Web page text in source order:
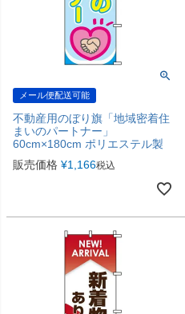
メール便配送可能
不動産用のぼり旗「地域密着住
まいのパートナー」
60cm×180cm ポリエステル製
販売価格 ¥1,166税込